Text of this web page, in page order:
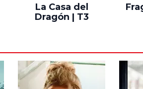
La Casa del
Dragón | T3